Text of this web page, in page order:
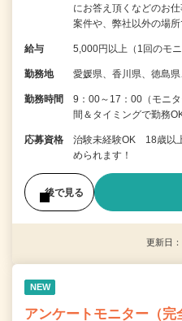
にお答え頂くなどのお
案件や、弊社以外の場
給与 5,000円以上（1回のモ
勤務地 愛媛県、香川県、徳島
勤務時間
9：00～17：00（モニ
間＆タイミングで勤務
応募資格
治験未経験OK 18歳以
められます！
後で見る
更新日
NEW
アンケートモニター（完